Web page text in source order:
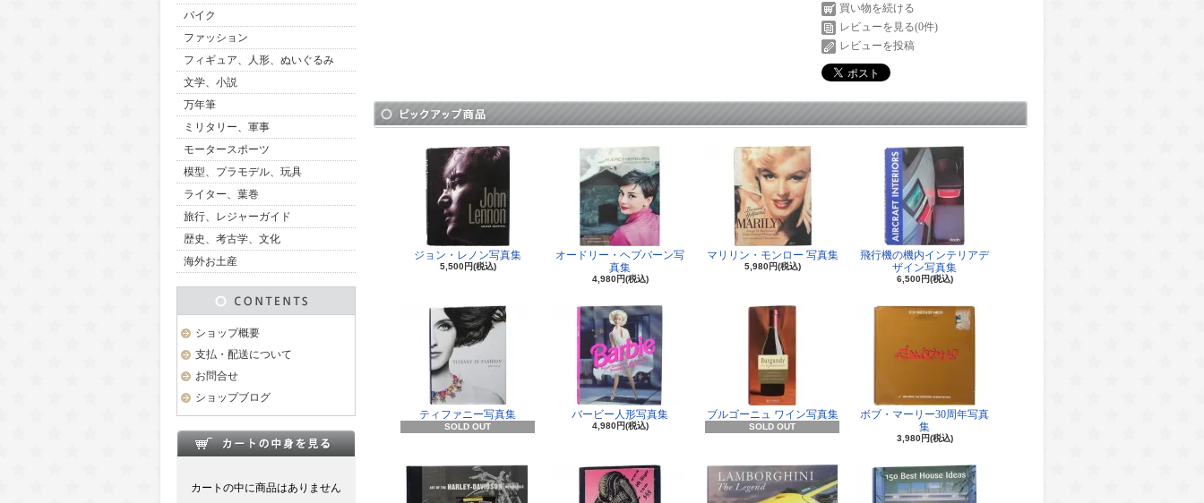
バイク
ファッション
フィギュア、人形、ぬいぐるみ
文学、小説
万年筆
ミリタリー、軍事
モータースポーツ
模型、プラモデル、玩具
ライター、葉巻
旅行、レジャーガイド
歴史、考古学、文化
海外お土産
ショップ概要
支払・配送について
お問合せ
ショップブログ
カートの中に商品はありません
買い物を続ける
レビューを見る(0件)
レビューを投稿
ジョン・レノン写真集
5,500円(税込)
オードリー・ヘプバーン写
真集
4,980円(税込)
マリリン・モンロー 写真集
5,980円(税込)
飛行機の機内インテリアデ
ザイン写真集
6,500円(税込)
ティファニー写真集
SOLD OUT
バービー人形写真集
4,980円(税込)
ブルゴーニュ ワイン写真集
SOLD OUT
ボブ・マーリー30周年写真
集
3,980円(税込)